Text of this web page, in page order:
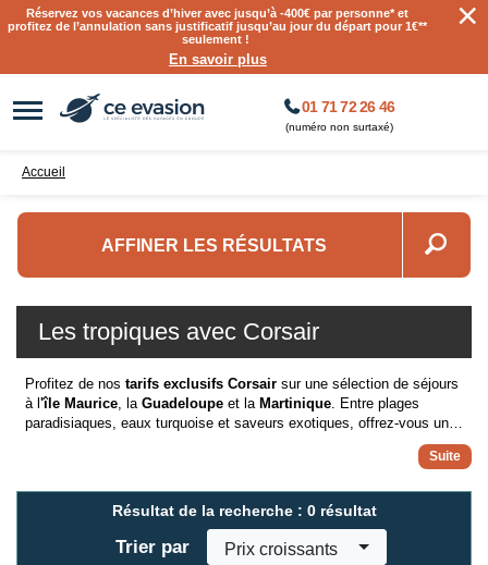
Réservez vos vacances d’hiver avec jusqu’à-400€ par personne* et
profitez de l’annulation sans justificatif jusqu’au jour du départ pour 1€**
seulement !
En savoir plus
×
01 71 72 26 46
(numéro non surtaxé)
Accueil
AFFINER LES RÉSULTATS
Les tropiques avec Corsair
Profitez de nos tarifs exclusifs Corsair sur une sélection de séjours
à l 'île Maurice, la Guadeloupe et la Martinique. Entre plages
paradisiaques, eaux turquoise et saveurs exotiques, offrez-vous une
parenthèse de rêve sous les tropiques. Laissez-vous tenter par un
Résultat de la recherche : 0 résultat
Trier par Prix croissants